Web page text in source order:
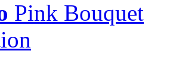
Pink Bouquet